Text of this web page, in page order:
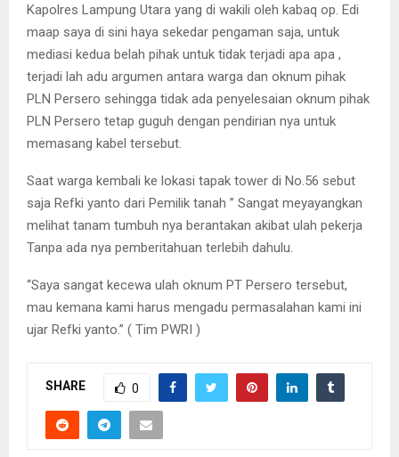
Kapolres Lampung Utara yang di wakili oleh kabaq op. Edi
maap saya di sini haya sekedar pengaman saja, untuk
mediasi kedua belah pihak untuk tidak terjadi apa apa ,
terjadi lah adu argumen antara warga dan oknum pihak
PLN Persero sehingga tidak ada penyelesaian oknum pihak
PLN Persero tetap guguh dengan pendirian nya untuk
memasang kabel tersebut.
Saat warga kembali ke lokasi tapak tower di No.56 sebut
saja Refki yanto dari Pemilik tanah ” Sangat meyayangkan
melihat tanam tumbuh nya berantakan akibat ulah pekerja
Tanpa ada nya pemberitahuan terlebih dahulu.
“Saya sangat kecewa ulah oknum PT Persero tersebut,
mau kemana kami harus mengadu permasalahan kami ini
ujar Refki yanto.” ( Tim PWRI )
SHARE 0